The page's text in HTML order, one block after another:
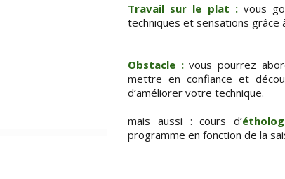
Travail sur le plat :vous
techniques et sensations grâce
Obstacle :vous pourrez
mettre en confiance et
d’améliorer votre technique.
mais aussi : cours d’
programme en fonction de la